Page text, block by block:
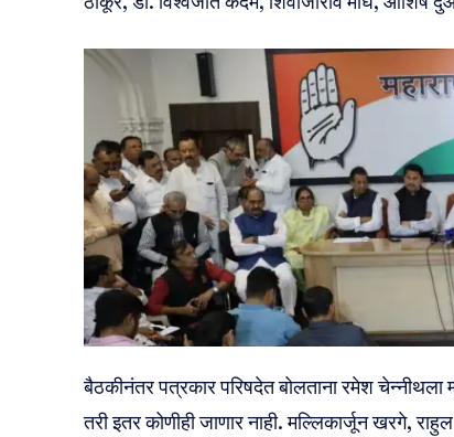
बैठकीनंतर पत्रकार परिषदेत बोलताना रमेश
तरी इतर कोणीही जाणार नाही. मल्लिकार्जून खरगे,